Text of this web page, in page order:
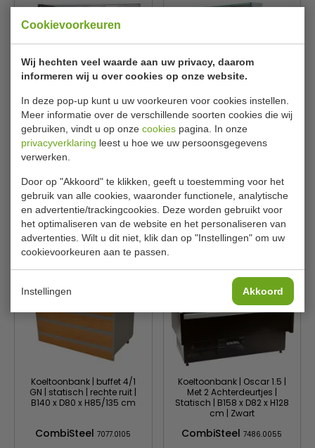
Cookievoorkeuren
Wij hechten veel waarde aan uw privacy, daarom
informeren wij u over cookies op onze website.
In deze pop-up kunt u uw voorkeuren voor cookies instellen.
Meer informatie over de verschillende soorten cookies die wij
gebruiken, vindt u op onze cookies pagina. In onze
privacyverklaring leest u hoe we uw persoonsgegevens
verwerken.
Door op "Akkoord" te klikken, geeft u toestemming voor het
gebruik van alle cookies, waaronder functionele, analytische
en advertentie/trackingcookies. Deze worden gebruikt voor
het optimaliseren van de website en het personaliseren van
advertenties. Wilt u dit niet, klik dan op "Instellingen" om uw
cookievoorkeuren aan te passen.
Instellingen Akkoord
Koeltoonbank | zwart |
geforceerd | B195 x D94 x
H120 cm
CombiSteel
€ 3390,00 € 2271,00
Bekijken
Koeltoonbank | Etaleer 1.1
m² | 3 Deurtjes | Statisch |
Vinnie 2.5 | B249 x D83 x
H123 cm
€ 3450,00 € 2312,00
Bekijken
Koeltoonbank | buffet 4/1
GN | statisch | rechte ruit |
B140 x D80 x H85/135 cm
CombiSteel7077.0105
Koeltoonbank | Oscar 1.5 |
Met 2 Achterdeurtjes |
Statisch | B158 x D82 x H128
cm | Zwart
CombiSteel7486.0055